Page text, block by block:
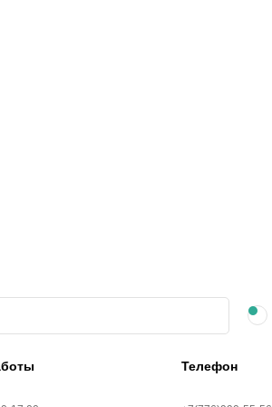
Телефон